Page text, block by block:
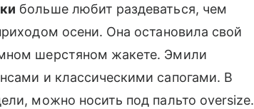
больше любит раздеваться, чем
осени. Она остановила свой
шерстяном жакете. Эмили
и классическими сапогами. В
можно носить под пальто oversize.